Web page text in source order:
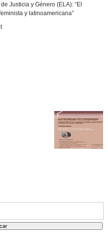
Justicia y Género (ELA): “El
y latinoamericana”